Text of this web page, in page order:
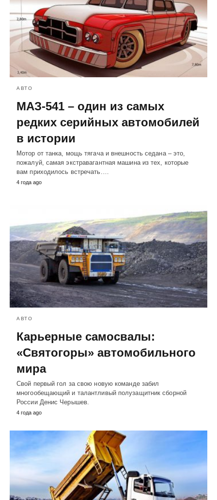
АВТО
МАЗ-541 – один из самых
редких серийных автомобилей
в истории
Мотор от танка, мощь тягача и внешность седана – это,
пожалуй, самая экстравагантная машина из тех, которые
вам приходилось встречать.…
4 года ago
АВТО
Карьерные самосвалы:
«Святогоры» автомобильного
мира
Свой первый гол за свою новую команде забил
многообещающий и талантливый полузащитник сборной
России Денис Черышев.
4 года ago